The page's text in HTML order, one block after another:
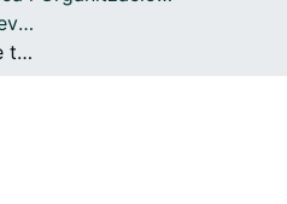
Com publicar
Articles publicats en revistes (Didàctica i Organització Educativa)
Reforming governance through policy instruments: how and to what extent standards, tests and accountability in education spread worldwide